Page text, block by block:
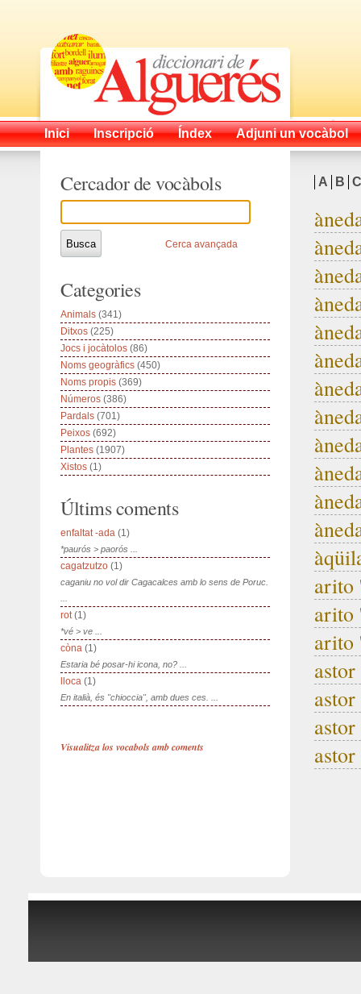
Inici Inscripció Índex Adjuni un vocàbol
A B C
arito
arito
arito
Cercador de vocàbols
Cerca avançada
Categories
Animals (341)
Ditxos (225)
Jocs i jocàtolos (86)
Noms geogràfics (450)
Noms propis (369)
Números (386)
Pardals (701)
Peixos (692)
Plantes (1907)
Xistos (1)
Últims coments
enfaltat -ada (1)
*paurós > paorós ...
cagatzutzo (1)
caganiu no vol dir Cagacalces amb lo sens de Poruc.
rot(1)
*vé > ve ...
còna (1)
Estaria bé posar-hi icona, no? ...
lloca (1)
En italià, és "chioccia", amb dues ces. ...
Visualitza los vocabols amb coments